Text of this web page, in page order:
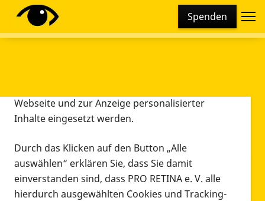
Spenden
Diese Webseite setzt verschiedene Cookies und
Tracking-Tools ein. Dies beinhaltet Cookies und
Webseite und zur Anzeige personalisierter
Inhalte eingesetzt werden.
Durch das Klicken auf den Button „Alle
auswählen“ erklären Sie, dass Sie damit
einverstanden sind, dass PRO RETINA e. V. alle
hierdurch ausgewählten Cookies und Tracking-